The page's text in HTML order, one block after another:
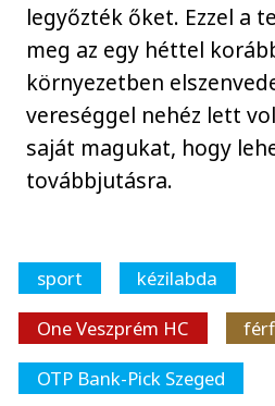
legyőzték őket. Ezzel a
meg az egy héttel
környezetben
vereséggel nehéz lett
saját magukat, hogy
továbbjutásra.
sport
kézilabda
One Veszprém HC
OTP Bank-Pick Szeged